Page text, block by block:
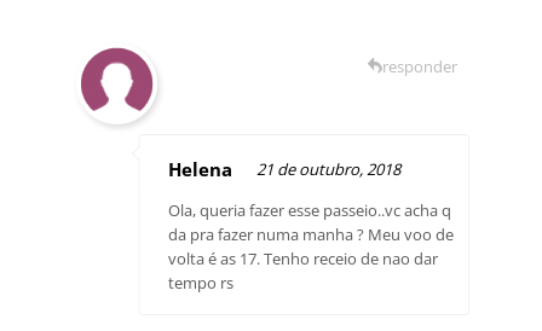
Helena
21 de outubro, 2018
Ola, queria fazer esse passeio..vc acha q
da pra fazer numa manha ? Meu voo de
volta é as 17. Tenho receio de nao dar
tempo rs
responder